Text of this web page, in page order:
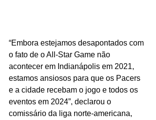
“Embora estejamos desapontados com
o fato de o All-Star Game não
acontecer em Indianápolis em 2021,
estamos ansiosos para que os Pacers
e a cidade recebam o jogo e todos os
eventos em 2024”, declarou o
comissário da liga norte-americana,